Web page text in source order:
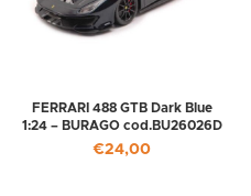
FERRARI 488 GTB Dark Blue
1:24 – BURAGO cod.BU26026D
€24,00